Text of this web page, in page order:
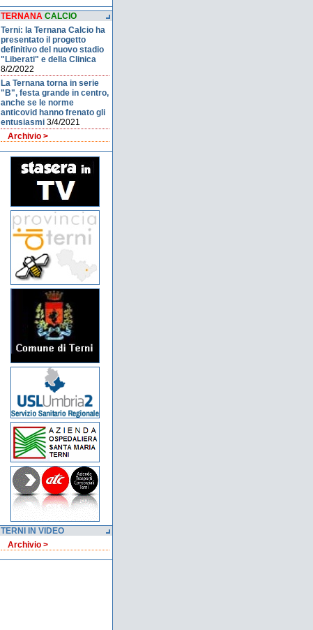
TERNANA CALCIO
Terni: la Ternana Calcio ha
presentato il progetto
definitivo del nuovo stadio
"Liberati" e della Clinica
8/2/2022
La Ternana torna in serie
"B", festa grande in centro,
anche se le norme
anticovid hanno frenato gli
entusiasmi 3/4/2021
Archivio >
TERNI IN VIDEO
Archivio >